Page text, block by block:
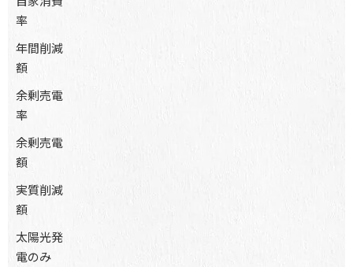
率
年間削減
額
余剰売電
率
余剰売電
額
実質削減
額
太陽光発
電のみ